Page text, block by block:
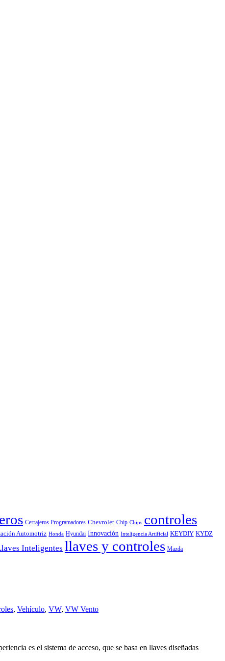
Cerrajeros Programadores Chevrolet Chip Chips controles
Automotriz Honda Hyundai Innovación Inteligencia Artificial KEYDIY KYDZ
Inteligentes llaves y controles Mazda
, Vehículo, VW, VW Vento
es el sistema de acceso, que se basa en llaves diseñadas